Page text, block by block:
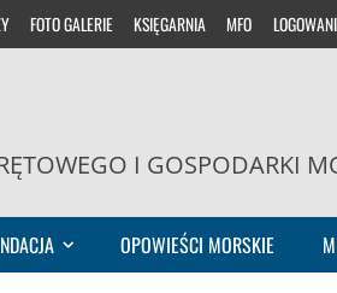
FOTO GALERIE KSIĘGARNIA MFO
I GOSPODARKI
OPOWIEŚCI MORSKIE